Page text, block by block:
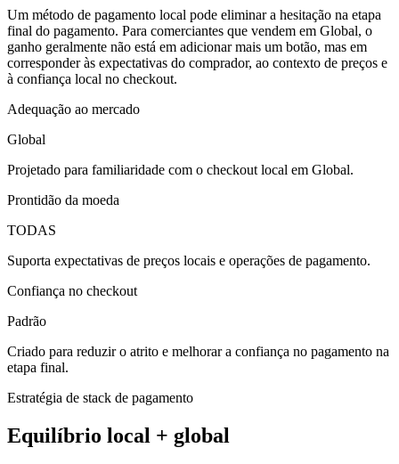
Um método de pagamento local pode eliminar a hesitação na etapa
final do pagamento. Para comerciantes que vendem em Global, o
ganho geralmente não está em adicionar mais um botão, mas em
corresponder às expectativas do comprador, ao contexto de preços e
à confiança local no checkout.
Adequação ao mercado
Global
Projetado para familiaridade com o checkout local em Global.
Prontidão da moeda
TODAS
Suporta expectativas de preços locais e operações de pagamento.
Confiança no checkout
Padrão
Criado para reduzir o atrito e melhorar a confiança no pagamento na
etapa final.
Estratégia de stack de pagamento
Equilíbrio local + global